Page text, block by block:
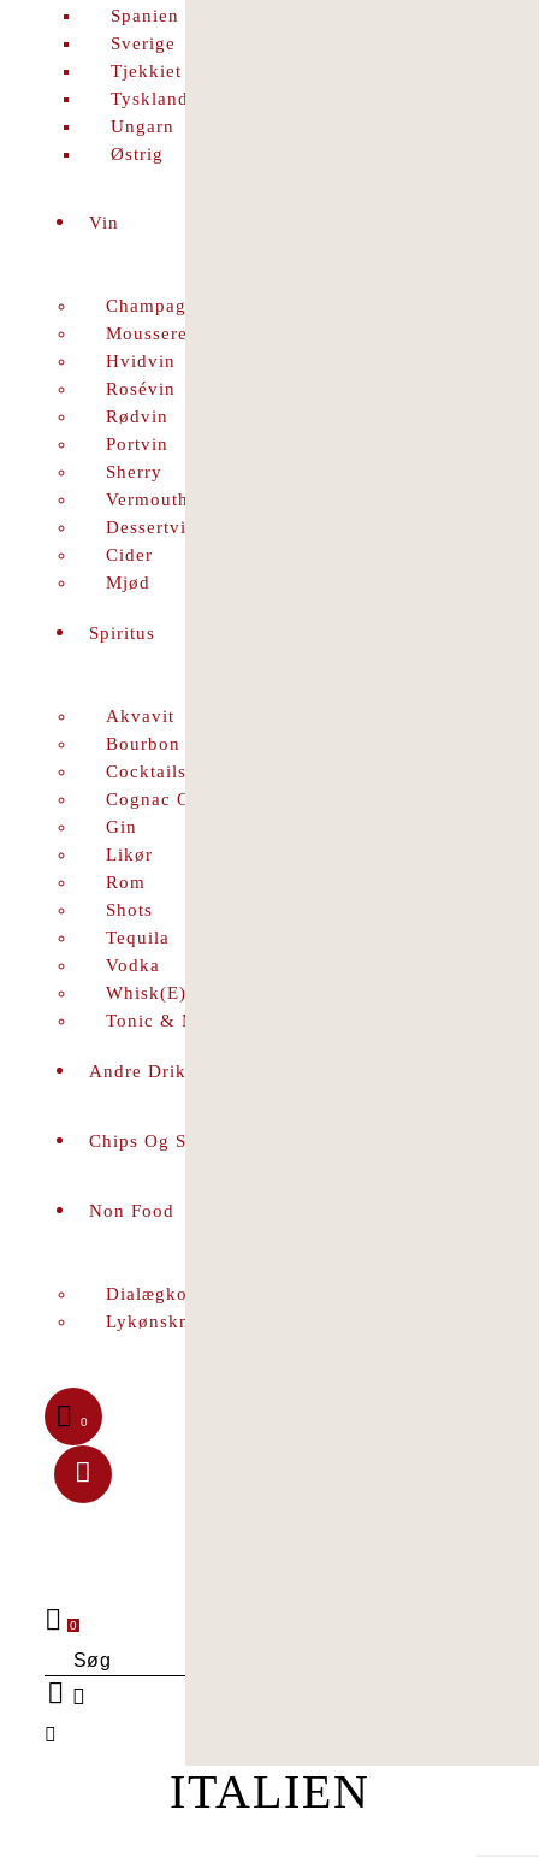
Spanien
Sverige
Tjekkiet
Tyskland
Ungarn
Østrig
Vin
Champagne
Mousserende
Hvidvin
Rosévin
Rødvin
Portvin
Sherry
Vermouth
Dessertvin
Cider
Mjød
Spiritus
Akvavit
Bourbon
Cocktails
Cognac Og Brandy
Gin
Likør
Rom
Shots
Tequila
Vodka
Whisk(e)y
Tonic & Mixer
Andre Drikkevarer
Chips Og Snacks
Non Food
Dialægkort
Lykønskningskort
0
0
Søg
ITALIEN